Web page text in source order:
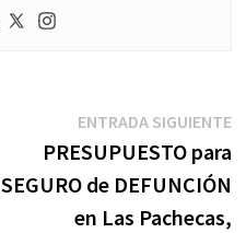
ENTRADA SIGUIENTE
PRESUPUESTO para
SEGURO de DEFUNCIÓN
en Las Pachecas,